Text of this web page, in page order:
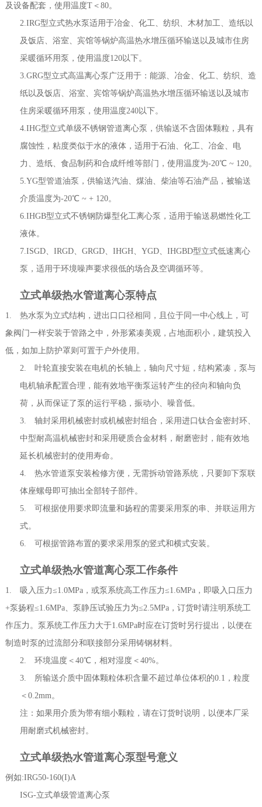
及设备配套，使用温度T＜80。
2.IRG型立式热水泵适用于冶金、化工、纺织、木材加工、造纸以
及饭店、浴室、宾馆等锅炉高温热水增压循环输送以及城市住房
采暖循环用泵，使用温度120以下。
3.GRG型立式高温离心泵广泛用于：能源、冶金、化工、纺织、造
纸以及饭店、浴室、宾馆等锅炉高温热水增压循环输送以及城市
住房采暖循环用泵，使用温度240以下。
4.IHG型立式单级不锈钢管道离心泵，供输送不含固体颗粒，具有
腐蚀性，粘度类似于水的液体，适用于石油、化工、冶金、电
力、造纸、食品制药和合成纤维等部门，使用温度为-20℃ ~ 120。
5.YG型管道油泵，供输送汽油、煤油、柴油等石油产品，被输送
介质温度为-20℃ ~ + 120。
6.IHGB型立式不锈钢防爆型化工离心泵，适用于输送易燃性化工
液体。
7.ISGD、IRGD、GRGD、IHGH、YGD、IHGBD型立式低速离心
泵，适用于环境噪声要求很低的场合及空调循环等。
立式单级热水管道离心泵特点
1. 热水泵为立式结构，进出口口径相同，且位于同一中心线上，可
象阀门一样安装于管路之中，外形紧凑美观，占地面积小，建筑投入
低，如加上防护罩则可置于户外使用。
2. 叶轮直接安装在电机的长轴上，轴向尺寸短，结构紧凑，泵与
电机轴承配置合理，能有效地平衡泵运转产生的径向和轴向负
荷，从而保证了泵的运行平稳，振动小、噪音低。
3. 轴封采用机械密封或机械密封组合，采用进口钛合金密封环、
中型耐高温机械密封和采用硬质合金材料，耐磨密封，能有效地
延长机械密封的使用寿命。
4. 热水管道泵安装检修方便，无需拆动管路系统，只要卸下泵联
体座螺母即可抽出全部转子部件。
5. 可根据使用要求即流量和扬程的需要采用泵的串、并联运用方
式。
6. 可根据管路布置的要求采用泵的竖式和横式安装。
立式单级热水管道离心泵工作条件
1. 吸入压力≤1.0MPa，或泵系统高工作压力≤1.6MPa，即吸入口压力
+泵扬程≤1.6MPa、泵静压试验压力为≤2.5MPa，订货时请注明系统工
作压力。泵系统工作压力大于1.6MPa时应在订货时另行提出，以便在
制造时泵的过流部分和联接部分采用铸钢材料。
2. 环境温度＜40℃，相对湿度＜40%。
3. 所输送介质中固体颗粒体积含量不超过单位体积的0.1，粒度
＜0.2mm。
注：如果用介质为带有细小颗粒，请在订货时说明，以便本厂采
用耐磨式机械密封。
立式单级热水管道离心泵型号意义
例如:IRG50-160(I)A
ISG-立式单级管道离心泵